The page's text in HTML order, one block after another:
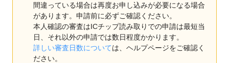
間違っている場合は再度お申し込みが必要になる場合
があります。申請前に必ずご確認ください。
本人確認の審査はICチップ読み取りでの申請は最短当
日、それ以外の申請では数日程度かかります。
詳しい審査日数については、ヘルプページをご確認く
ださい。